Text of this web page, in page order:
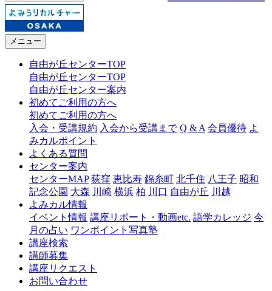
メニュー
自由が丘センターTOP
自由が丘センターTOP
自由が丘センター案内
初めてご利用の方へ
初めてご利用の方へ
入会・受講規約 入会から受講まで Q & A 会員優待 よ
みカルポイント
よくある質問
センター案内
センターMAP 荻窪 恵比寿 錦糸町 北千住 八王子 昭和
記念公園 大森 川崎 横浜 柏 川口 自由が丘 川越
よみカル情報
イベント情報 講座リポート・動画etc. 語学カレッジ 今
月の占い ワンポイント写真塾
講座検索
講師募集
講座リクエスト
お問い合わせ